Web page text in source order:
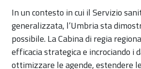
In un contesto in cui il Servizio
generalizzata, l’Umbria sta
possibile. La Cabina di regia
efficacia strategica e incrociando i
ottimizzare le agende, estendere